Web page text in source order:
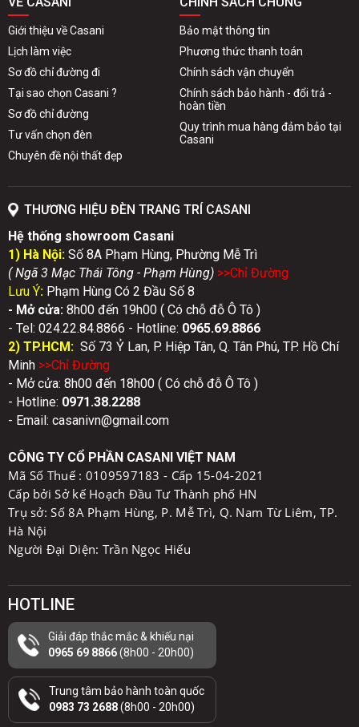
Giới thiệu về Casani
Lịch làm việc
Sơ đồ chỉ đường đi
Tại sao chọn Casani ?
Sơ đồ chỉ đường
Tư vấn chọn đèn
Chuyên đề nội thất đẹp
Bảo mật thông tin
Phương thức thanh toán
Chính sách vận chuyển
Chính sách bảo hành - đổi trả -
hoàn tiền
Quy trình mua hàng đảm bảo tại
Casani
THƯƠNG HIỆU ĐÈN TRANG TRÍ CASANI
Hệ thống showroom Casani
1) Hà Nội: Số 8A Phạm Hùng, Phường Mễ Trì
( Ngã 3 Mạc Thái Tông - Phạm Hùng) >>Chỉ Đường
Lưu Ý: Phạm Hùng Có 2 Đầu Số 8
- Mở cửa: 8h00 đến 19h00 ( Có chỗ đỗ Ô Tô )
- Tel: 024.22.84.8866 - Hotline: 0965.69.8866
2) TP.HCM: Số 73 Ỷ Lan, P. Hiệp Tân, Q. Tân Phú, TP. Hồ Chí
Minh >>Chỉ Đường
- Mở cửa: 8h00 đến 18h00 ( Có chỗ đỗ Ô Tô )
- Hotline: 0971.38.2288
- Email: casanivn@gmail.com
CÔNG TY CỔ PHẦN CASANI VIỆT NAM
Mã Số Thuế : 0109597183 - Cấp 15-04-2021
Cấp bởi Sở kế Hoạch Đầu Tư Thành phố HN
Trụ sở: Số 8A Phạm Hùng, P. Mễ Trì, Q. Nam Từ Liêm, TP.
Hà Nội
Người Đại Diện: Trần Ngọc Hiếu
HOTLINE
Giải đáp thắc mắc & khiếu nại
0965 69 8866(8h00 - 20h00)
Trung tâm bảo hành toàn quốc
0983 73 2688(8h00 - 20h00)